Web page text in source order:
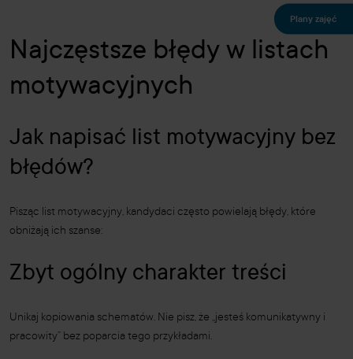
Najczęstsze błędy w listach
motywacyjnych
Jak napisać list motywacyjny bez
błędów?
Pisząc list motywacyjny, kandydaci często powielają błędy, które
obniżają ich szanse:
Zbyt ogólny charakter treści
Unikaj kopiowania schematów. Nie pisz, że „jesteś komunikatywny i
pracowity” bez poparcia tego przykładami.
Plany zajęć